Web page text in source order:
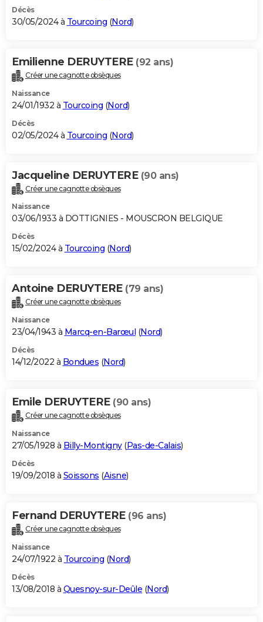
Décès
30/05/2024 à Tourcoing (Nord)
Emilienne DERUYTERE (92 ans)
Créer une cagnotte obsèques
Naissance
24/01/1932 à Tourcoing (Nord)
Décès
02/05/2024 à Tourcoing (Nord)
Jacqueline DERUYTERE (90 ans)
Créer une cagnotte obsèques
Naissance
03/06/1933 à DOTTIGNIES - MOUSCRON BELGIQUE
Décès
15/02/2024 à Tourcoing (Nord)
Antoine DERUYTERE (79 ans)
Créer une cagnotte obsèques
Naissance
23/04/1943 à Marcq-en-Barœul (Nord)
Décès
14/12/2022 à Bondues (Nord)
Emile DERUYTERE (90 ans)
Créer une cagnotte obsèques
Naissance
27/05/1928 à Billy-Montigny(Pas-de-Calais)
Décès
19/09/2018 à Soissons (Aisne)
Fernand DERUYTERE (96 ans)
Créer une cagnotte obsèques
Naissance
24/07/1922 à Tourcoing (Nord)
Décès
13/08/2018 à Quesnoy-sur-Deûle (Nord)